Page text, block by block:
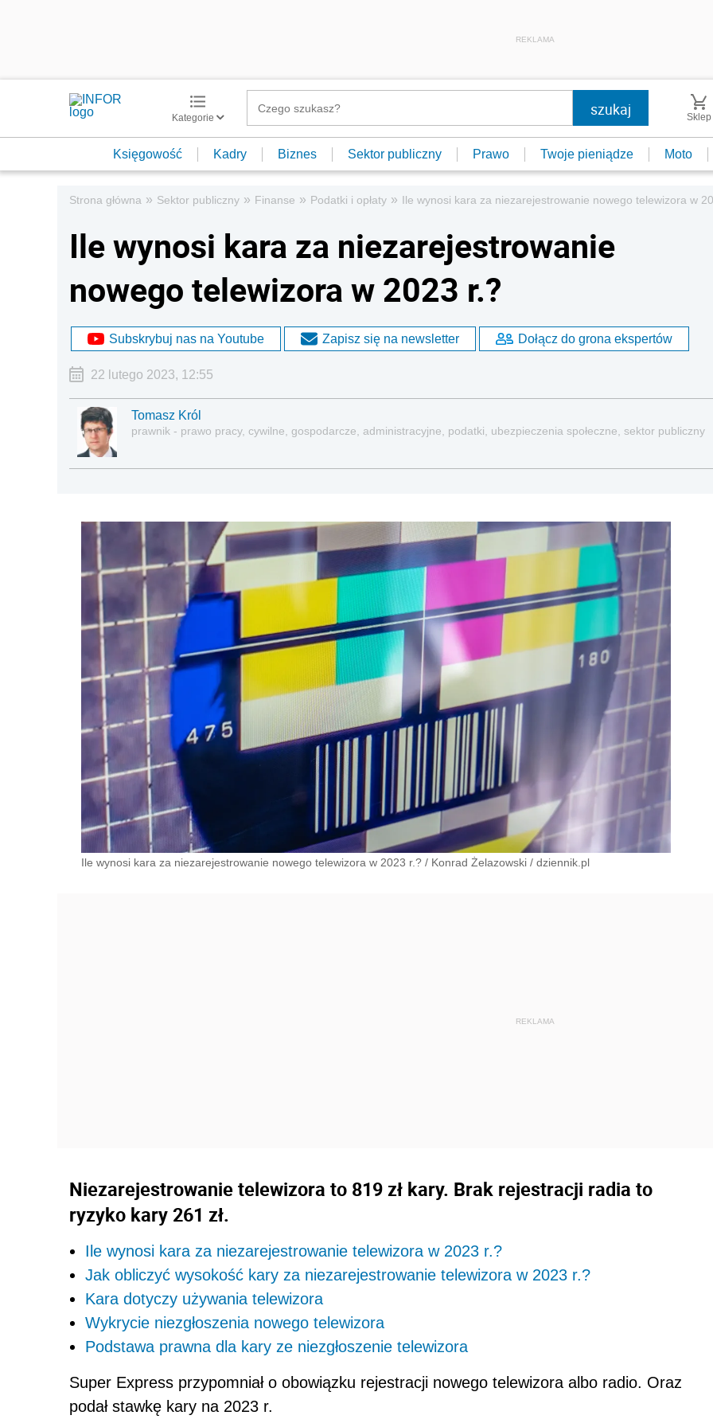
REKLAMA
Kategorie Sklep
Księgowość Kadry Biznes Sektor publiczny Prawo Twoje pieniądze Moto
Strona główna » Sektor publiczny » Finanse » Podatki i opłaty » Ile wynosi kara za niezarejestrowanie nowego telewizora w
Ile wynosi kara za niezarejestrowanie
nowego telewizora w 2023 r.?
Subskrybuj nas na Youtube Zapisz się na newsletter Dołącz do grona ekspertów
22 lutego 2023, 12:55
Tomasz Król
prawnik - prawo pracy, cywilne, gospodarcze, administracyjne, podatki, ubezpieczenia społeczne, sektor publiczny
Ile wynosi kara za niezarejestrowanie nowego telewizora w 2023 r.? / Konrad Żelazowski / dziennik.pl
Niezarejestrowanie telewizora to 819 zł kary. Brak rejestracji radia to
ryzyko kary 261 zł.
Ile wynosi kara za niezarejestrowanie telewizora w 2023 r.?
Jak obliczyć wysokość kary za niezarejestrowanie telewizora w 2023 r.?
Kara dotyczy używania telewizora
Wykrycie niezgłoszenia nowego telewizora
Podstawa prawna dla kary ze niezgłoszenie telewizora
Super Express przypomniał o obowiązku rejestracji nowego telewizora albo radio. Oraz
podał stawkę kary na 2023 r.